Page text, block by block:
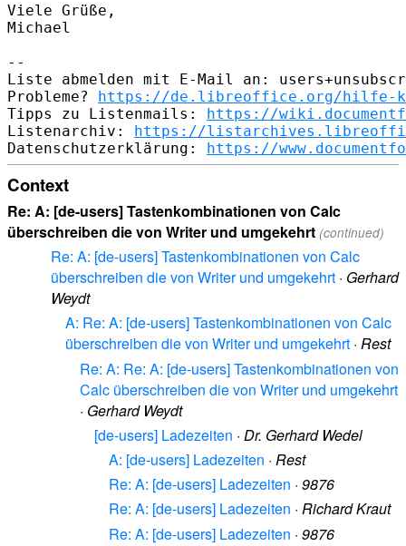
Viele Grüße,
Michael
--
Liste abmelden mit E-Mail an:
Probleme? https://de.libreoffice.org/hilfe-
Tipps zu Listenmails: https://
Listenarchiv: https://
Datenschutzerklärung: https://
Context
Re: A: [de-users] Tastenkombinationen von Calc
überschreiben die von Writer und umgekehrt (continued)
Re: A: [de-users] Tastenkombinationen von Calc
überschreiben die von Writer und umgekehrt · Gerhard
Weydt
A: Re: A: [de-users] Tastenkombinationen von Calc
überschreiben die von Writer und umgekehrt · Rest
Re: A: Re: A: [de-users] Tastenkombinationen von
Calc überschreiben die von Writer und umgekehrt
· Gerhard Weydt
[de-users] Ladezeiten · Dr. Gerhard Wedel
A: [de-users] Ladezeiten · Rest
Re: A: [de-users] Ladezeiten · 9876
Re: A: [de-users] Ladezeiten · Richard Kraut
Re: A: [de-users] Ladezeiten · 9876